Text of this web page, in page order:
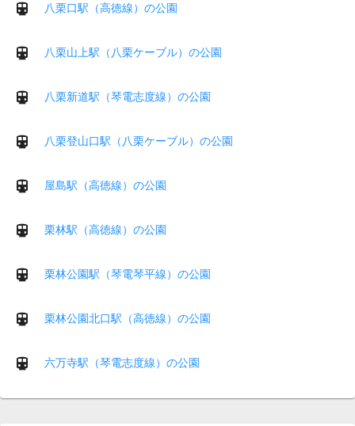
八栗口駅（高徳線）の公園
八栗山上駅（八栗ケーブル）の公園
八栗新道駅（琴電志度線）の公園
八栗登山口駅（八栗ケーブル）の公園
屋島駅（高徳線）の公園
栗林駅（高徳線）の公園
栗林公園駅（琴電琴平線）の公園
栗林公園北口駅（高徳線）の公園
六万寺駅（琴電志度線）の公園